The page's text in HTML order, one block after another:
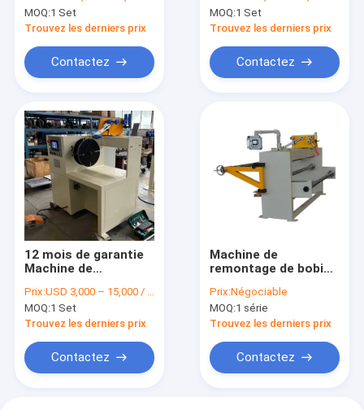
5,0 mm avec
compatibilité cuivre
MOQ:1 Set
Trouvez les derniers prix
Contactez
mandrin à 4 mors et
plage de comptage
bobinage de
précision
MOQ:1 Set
Trouvez les derniers prix
Contactez
12 mois de garantie
Machine de
de transformateur
avec 1000 mm de
hauteur centrale et
fil de cuivre /
aluminium
Prix:USD 3,000 – 15,000 / Set
MOQ:1 Set
Trouvez les derniers prix
Contactez
Machine de
remontage de bobine
immergée dans
l'huile avec
fonctionnement
Prix:Négociable
MOQ:1 série
Trouvez les derniers prix
Contactez